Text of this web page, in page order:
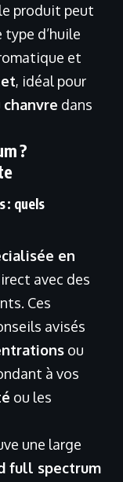
produit peut
type d’huile
et
, idéal pour
chanvre dans
?
: quels
en
avec des
Ces
avisés
ou
à vos
ou les
une large
full spectrum